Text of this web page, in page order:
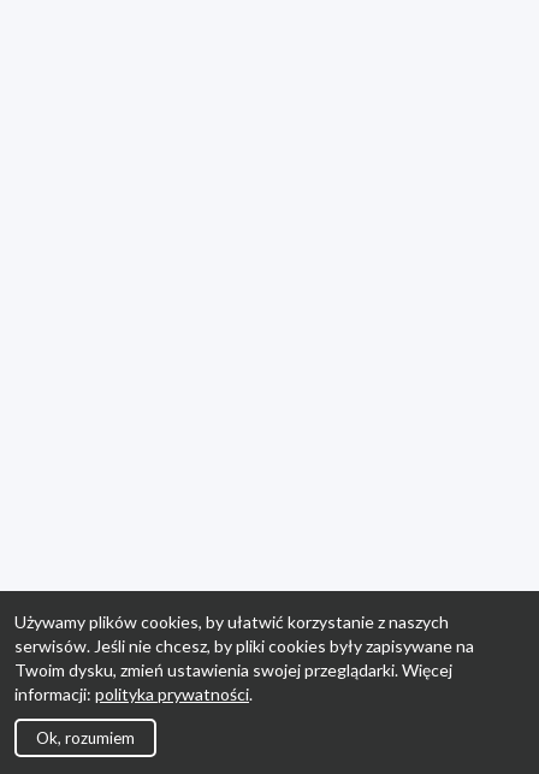
Używamy plików cookies, by ułatwić korzystanie z naszych
serwisów. Jeśli nie chcesz, by pliki cookies były zapisywane na
Twoim dysku, zmień ustawienia swojej przeglądarki. Więcej
informacji: polityka prywatności.
Ok, rozumiem